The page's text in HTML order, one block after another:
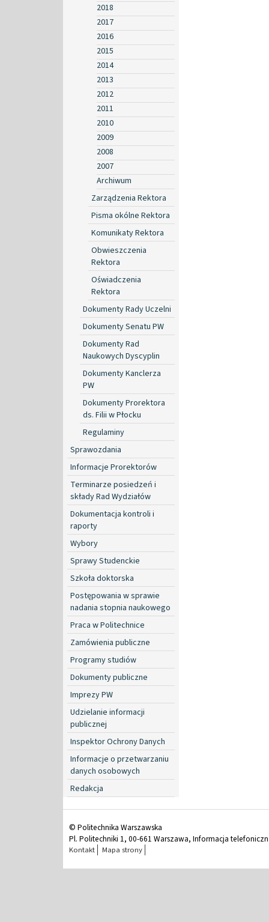
2018
2017
2016
2015
2014
2013
2012
2011
2010
2009
2008
2007
Archiwum
Zarządzenia Rektora
Pisma okólne Rektora
Komunikaty Rektora
Obwieszczenia
Rektora
Oświadczenia
Rektora
Dokumenty Rady Uczelni
Dokumenty Senatu PW
Dokumenty Rad
Naukowych Dyscyplin
Dokumenty Kanclerza
PW
Dokumenty Prorektora
ds. Filii w Płocku
Regulaminy
Sprawozdania
Informacje Prorektorów
Terminarze posiedzeń i
składy Rad Wydziałów
Dokumentacja kontroli i
raporty
Wybory
Sprawy Studenckie
Szkoła doktorska
Postępowania w sprawie
nadania stopnia naukowego
Praca w Politechnice
Zamówienia publiczne
Programy studiów
Dokumenty publiczne
Imprezy PW
Udzielanie informacji
publicznej
Inspektor Ochrony Danych
Informacje o przetwarzaniu
danych osobowych
Redakcja
© Politechnika Warszawska
Pl. Politechniki 1, 00-661 Warszawa, Informacja
Kontakt Mapa strony